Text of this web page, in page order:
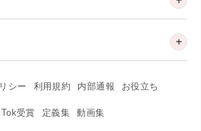
シー 利用規約 内部通報 お役立ち
受賞 定義集 動画集